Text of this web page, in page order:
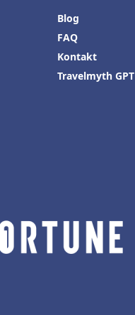
Blog
FAQ
Kontakt
Travelmyth GPT